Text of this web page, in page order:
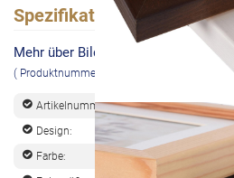
Spezifikationen
Mehr über Bilderrahmen - Jardin -
( Produktnummer: 28510751365.20903)
Artikelnummer:
8494105
Design:
Jardin
Farbe:
Natur